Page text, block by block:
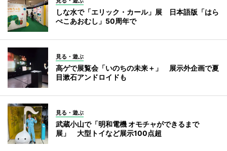
しな水で「エリック・カール」展 日本語版「はら
ぺこあおむし」50周年で
見る・遊ぶ
高ゲで展覧会「いのちの未来＋」 展示外企画で夏
目漱石アンドロイドも
見る・遊ぶ
武蔵小山で「明和電機 オモチャができるまで
展」 大型トイなど展示100点超